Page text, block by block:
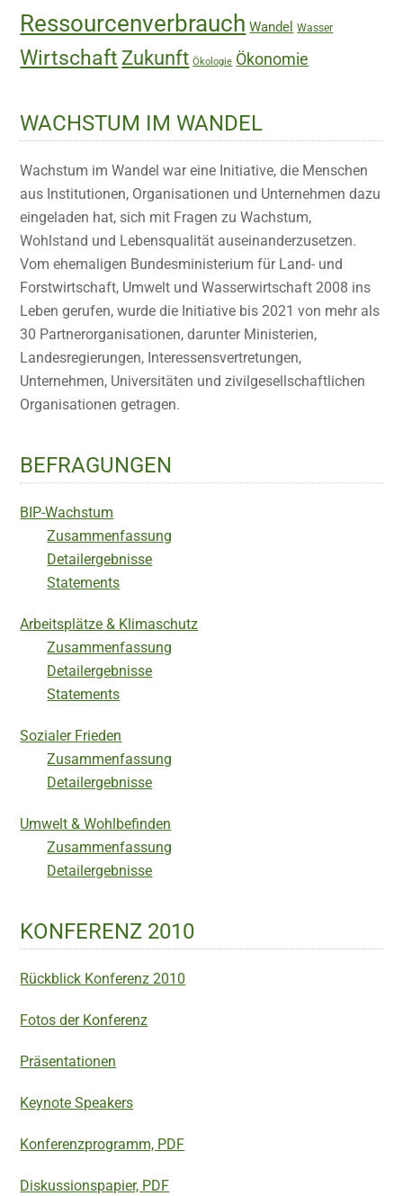
Ressourcenverbrauch Wandel Wasser
Wirtschaft Zukunft Ökologie Ökonomie
WACHSTUM IM WANDEL
Wachstum im Wandel war eine Initiative, die Menschen
aus Institutionen, Organisationen und Unternehmen dazu
eingeladen hat, sich mit Fragen zu Wachstum,
Wohlstand und Lebensqualität auseinanderzusetzen.
Vom ehemaligen Bundesministerium für Land- und
Forstwirtschaft, Umwelt und Wasserwirtschaft 2008 ins
Leben gerufen, wurde die Initiative bis 2021 von mehr als
30 Partnerorganisationen, darunter Ministerien,
Landesregierungen, Interessensvertretungen,
Unternehmen, Universitäten und zivilgesellschaftlichen
Organisationen getragen.
BEFRAGUNGEN
BIP-Wachstum
Zusammenfassung
Detailergebnisse
Statements
Arbeitsplätze & Klimaschutz
Zusammenfassung
Detailergebnisse
Statements
Sozialer Frieden
Zusammenfassung
Detailergebnisse
Umwelt & Wohlbefinden
Zusammenfassung
Detailergebnisse
KONFERENZ 2010
Rückblick Konferenz 2010
Fotos der Konferenz
Präsentationen
Keynote Speakers
Konferenzprogramm, PDF
Diskussionspapier, PDF